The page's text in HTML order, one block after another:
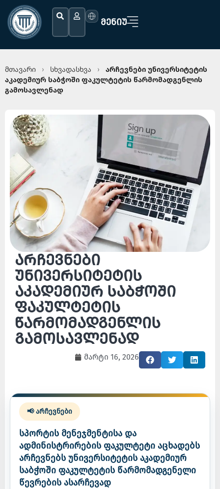
ᲛᲔᲜᲘᲣ
მთავარი › სხვადასხვა ›
არჩევნები უნივერსიტეტის
აკადემიურ საბჭოში ფაკულტეტის წარმომადგენლის
გამოსავლენად
არჩევნები
უნივერსიტეტის
აკადემიურ საბჭოში
ფაკულტეტის
წარმომადგენლის
გამოსავლენად
მარტი 16, 2026
📢 არჩევნები
სპორტის მენეჯმენტისა და
ადმინისტრირების ფაკულტეტი აცხადებს
არჩევნებს უნივერსიტეტის აკადემიურ
საბჭოში ფაკულტეტის წარმომადგენელი
წევრების ასარჩევად